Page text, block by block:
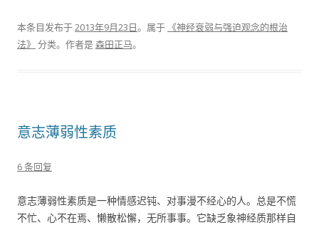
本条目发布于2013年9月23日。属于 《神经衰弱与强迫观念的根治
法》 分类。 作者是森田正马。
意志薄弱性素质
6 条回复
意志薄弱性素质是一种情感迟钝、对事漫不经心的人。总是不慌
不忙、心不在焉、懒散松懈，无所事事。它缺乏象神经质那样自